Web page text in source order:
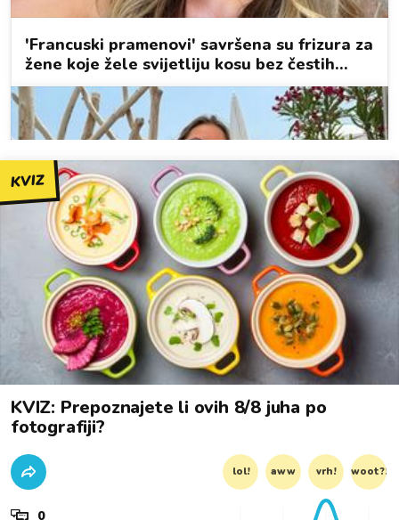
KVIZ
KVIZ: Prepoznajete li ovih 8/8 juha po
fotografiji?
lol! aww vrh! woot?!
0